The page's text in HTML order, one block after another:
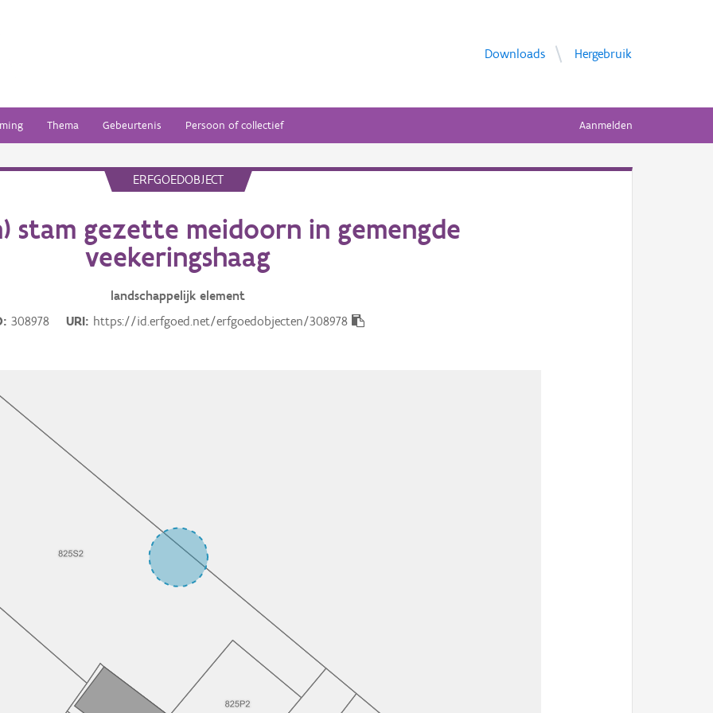
Downloads Hergebruik
Thema Gebeurtenis Persoon of collectief Aanmelden
ERFGOEDOBJECT
stam gezette meidoorn in gemengde
veekeringshaag
landschappelijk element
308978 URI https://id.erfgoed.net/erfgoedobjecten/308978